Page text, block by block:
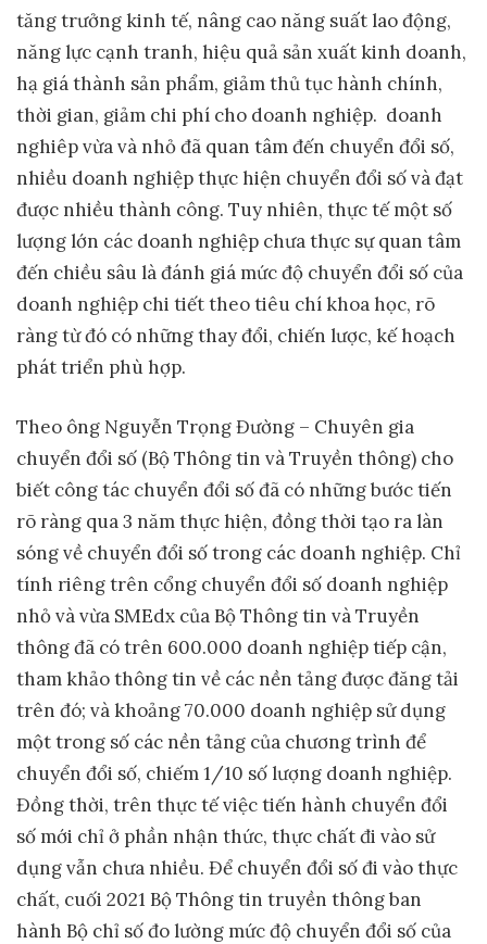
tăng trưởng kinh tế, nâng cao năng suất lao động,
năng lực cạnh tranh, hiệu quả sản xuất kinh doanh,
hạ giá thành sản phẩm, giảm thủ tục hành chính,
thời gian, giảm chi phí cho doanh nghiệp. doanh
nghiêp vừa và nhỏ đã quan tâm đến chuyển đổi số,
nhiều doanh nghiệp thực hiện chuyển đổi số và đạt
được nhiều thành công. Tuy nhiên, thực tế một số
lượng lớn các doanh nghiệp chưa thực sự quan tâm
đến chiều sâu là đánh giá mức độ chuyển đổi số của
doanh nghiệp chi tiết theo tiêu chí khoa học, rõ
ràng từ đó có những thay đổi, chiến lược, kế hoạch
phát triển phù hợp.
Theo ông Nguyễn Trọng Đường – Chuyên gia
chuyển đổi số (Bộ Thông tin và Truyền thông) cho
biết công tác chuyển đổi số đã có những bước tiến
rõ ràng qua 3 năm thực hiện, đồng thời tạo ra làn
sóng về chuyển đổi số trong các doanh nghiệp. Chỉ
tính riêng trên cổng chuyển đổi số doanh nghiệp
nhỏ và vừa SMEdx của Bộ Thông tin và Truyền
thông đã có trên 600.000 doanh nghiệp tiếp cận,
tham khảo thông tin về các nền tảng được đăng tải
trên đó; và khoảng 70.000 doanh nghiệp sử dụng
một trong số các nền tảng của chương trình để
chuyển đổi số, chiếm 1/10 số lượng doanh nghiệp.
Đồng thời, trên thực tế việc tiến hành chuyển đổi
số mới chỉ ở phần nhận thức, thực chất đi vào sử
dụng vẫn chưa nhiều. Để chuyển đổi số đi vào thực
chất, cuối 2021 Bộ Thông tin truyền thông ban
hành Bộ chỉ số đo lường mức độ chuyển đổi số của